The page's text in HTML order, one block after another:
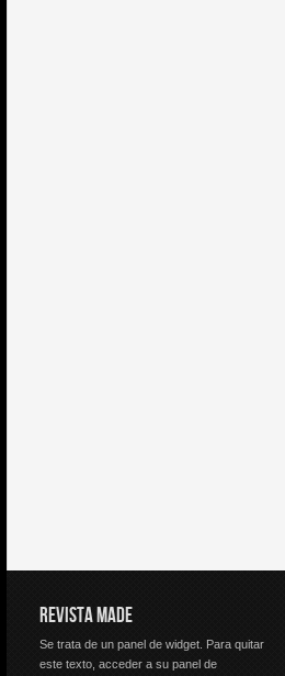
REVISTA MADE
Se trata de un panel de widget. Para quitar
este texto, acceder a su panel de